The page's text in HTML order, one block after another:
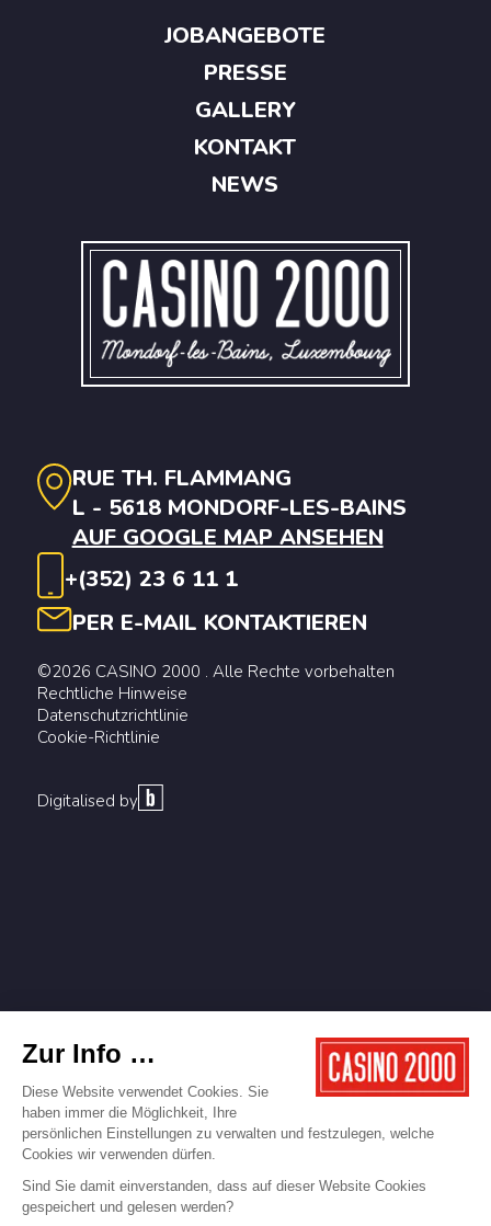
RUE TH. FLAMMANG
L - 5618 MONDORF-LES-BAINS
AUF GOOGLE MAP ANSEHEN
+(352) 23 6 11 1
PER E-MAIL KONTAKTIEREN
©2026 CASINO 2000 . Alle Rechte vorbehalten
Rechtliche Hinweise
Datenschutzrichtlinie
Cookie-Richtlinie
Digitalised by
JOBANGEBOTE
PRESSE
GALLERY
KONTAKT
NEWS